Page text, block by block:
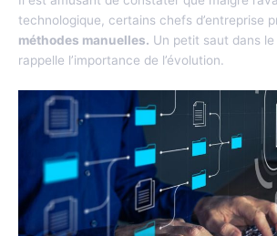
technologique, certains chefs d’entreprise
méthodes manuelles. Un petit saut dans
rappelle l’importance de l’évolution.